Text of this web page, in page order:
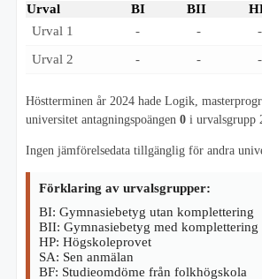
Urval BI BII
Urval 1
- - -
Urval 2
- - -
Höstterminen år 2024 hade Logik,
universitet antagningspoängen 0 i urvalsgrupp
Ingen jämförelsedata tillgänglig för andra
Förklaring av urvalsgrupper:
BI: Gymnasiebetyg utan komplettering
BII: Gymnasiebetyg med komplettering
HP: Högskoleprovet
SA: Sen anmälan
BF: Studieomdöme från folkhögskola